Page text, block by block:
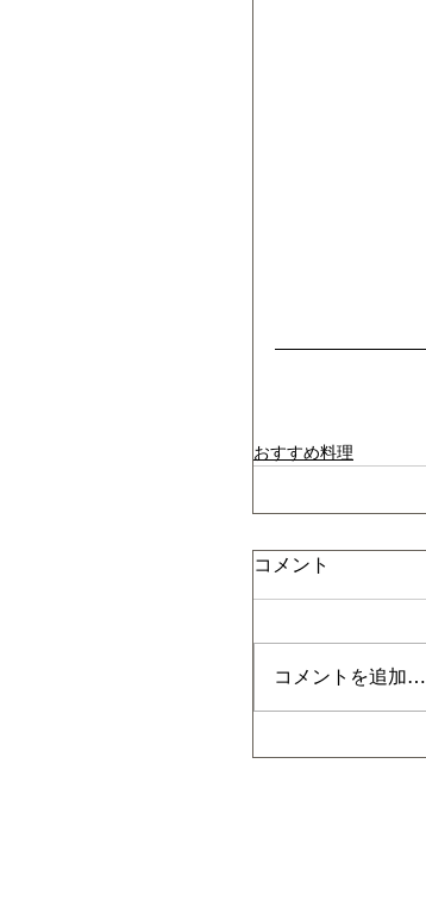
おすすめ料理
コメント
コメントを追加…